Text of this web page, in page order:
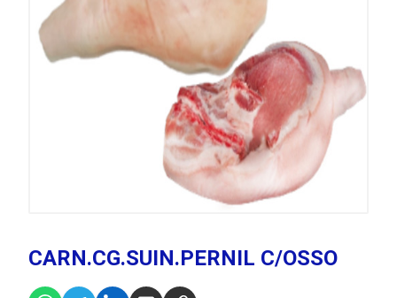
CARN.CG.SUIN.PERNIL C/OSSO